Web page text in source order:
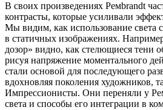
В своих произведениях Ремbrandt
контрасты, которые усиливали
Мы видим, как использование света
в статичных изображениях.
дозор» видно, как стелющиеся тени
рисуя напряжение моментального
стали основой для последующего
вдохновляя поколения художников,
Импрессионисты. Они переняли у
света и способы его интеграции в